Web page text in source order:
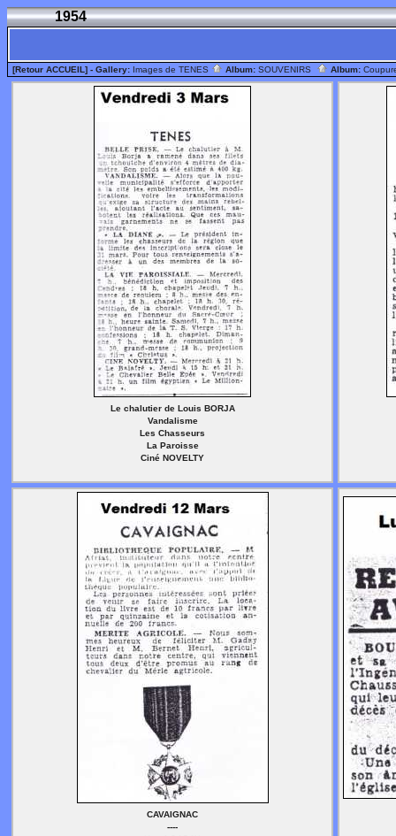
1954
[Retour ACCUEIL] - Gallery: Images de TENES Album: SOUVENIRS Album:
Le chalutier de Louis BORJA
Vandalisme
Les Chasseurs
La Paroisse
Ciné NOVELTY
CAVAIGNAC
----